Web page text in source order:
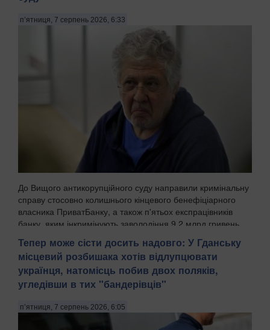
п’ятниця, 7 серпень 2026, 6:33
До Вищого антикорупційного суду направили кримінальну
справу стосовно колишнього кінцевого бенефіціарного
власника ПриватБанку, а також п'ятьох експрацівників
банку, яким інкримінують заволодіння 9,2 млрд гривень.
Тепер може сісти досить надовго: У Гданську
місцевий розбишака хотів відлупцювати
українця, натомісць побив двох поляків,
угледівши в тих "бандерівців"
п’ятниця, 7 серпень 2026, 6:05